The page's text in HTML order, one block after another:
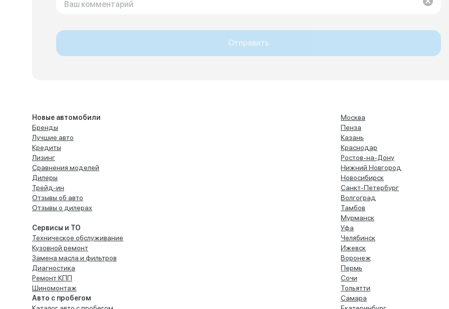
Отправить
Новые автомобили
Бренды
Лучшие авто
Кредиты
Лизинг
Сравнения моделей
Дилеры
Трейд-ин
Отзывы об авто
Отзывы о дилерах
Сервисы и ТО
Техническое обслуживание
Кузовной ремонт
Замена масла и фильтров
Диагностика
Ремонт КПП
Шиномонтаж
Авто с пробегом
Москва
Пенза
Казань
Краснодар
Ростов-на-Дону
Нижний Новгород
Новосибирск
Санкт-Петербург
Волгоград
Тамбов
Мурманск
Уфа
Челябинск
Ижевск
Воронеж
Пермь
Сочи
Тольятти
Самара